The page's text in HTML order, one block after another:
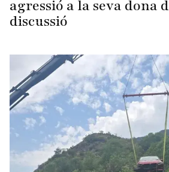
agressió a la seva dona
discussió